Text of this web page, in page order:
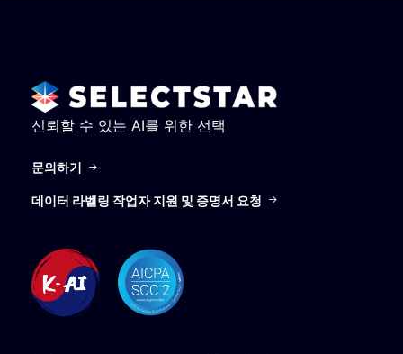
신뢰할 수 있는 AI를 위한 선택
문의하기
데이터 라벨링 작업자 지원 및 증명서 요청